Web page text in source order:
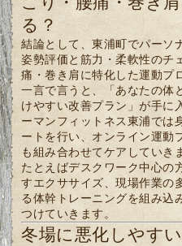
る？
結論として、東浦町でパーソ
姿勢評価と筋力・柔軟性のチ
痛・巻き肩に特化した運動プ
一言で言うと、「あなたの体
けやすい改善プラン」が手に
ーマンフィットネス東浦では
ートを行い、オンライン運動
も組み合わせてケアしていき
たとえばデスクワーク中心の
すエクササイズ、現場作業の
る体幹トレーニングを組み込
つけていきます。
冬場に悪化しやす